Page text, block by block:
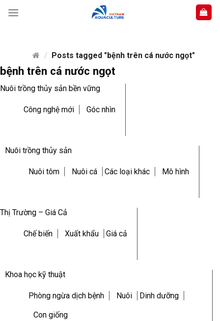
/ Posts tagged "bệnh trên cá nước ngọt"
bệnh trên cá nước ngọt
Nuôi trồng thủy sản bền vững
Công nghệ mới Góc nhìn
Nuôi trồng thủy sản
Nuôi tôm Nuôi cá Các loại khác Mô hình
Thị Trường – Giá Cả
Chế biến Xuất khẩu Giá cả
Khoa học kỹ thuật
Phòng ngừa dịch bệnh Nuôi Dinh dưỡng
Con giống